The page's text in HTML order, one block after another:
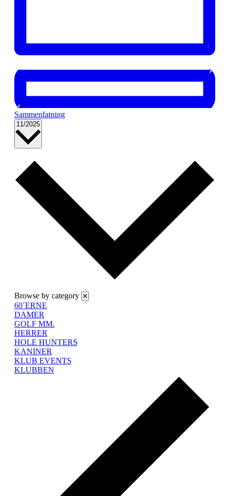
Sammenfatning
11/2025 Vælg
Browse by category ✕
60´ERNE
DAMER
GOLF MM.
HERRER
HOLE HUNTERS
KANINER
KLUB EVENTS
KLUBBEN